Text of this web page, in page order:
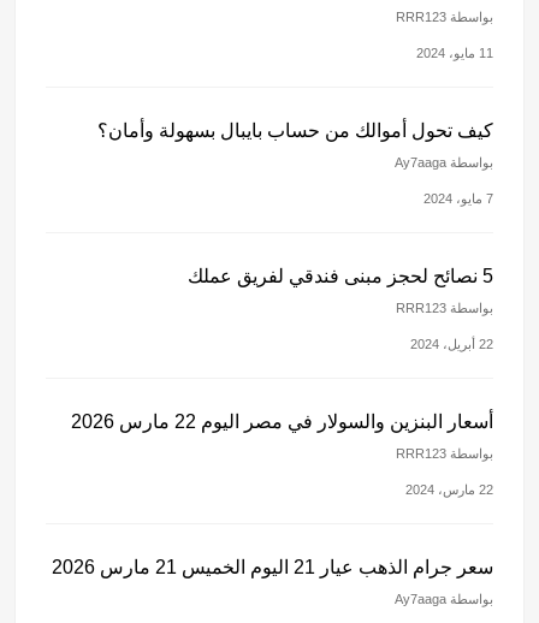
بواسطة RRR123
11 مايو، 2024
كيف تحول أموالك من حساب بايبال بسهولة وأمان؟
بواسطة Ay7aaga
7 مايو، 2024
5 نصائح لحجز مبنى فندقي لفريق عملك
بواسطة RRR123
22 أبريل، 2024
أسعار البنزين والسولار في مصر اليوم 22 مارس 2026
بواسطة RRR123
22 مارس، 2024
سعر جرام الذهب عيار 21 اليوم الخميس 21 مارس 2026
بواسطة Ay7aaga